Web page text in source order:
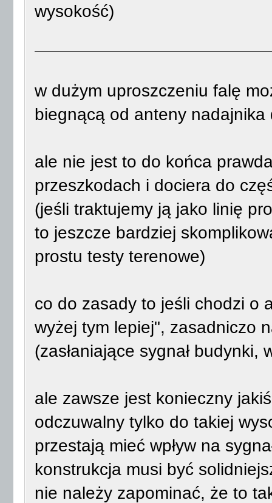
wysokość)
w dużym uproszczeniu falę
biegnącą od anteny
ale nie jest to do końca
przeszkodach i dociera do
(jeśli traktujemy ją jako linię
to jeszcze bardziej
prostu testy terenowe)
co do zasady to jeśli chodzi o
wyżej tym lepiej", zasadniczo
(zasłaniające sygnał budynki,
ale zawsze jest konieczny
odczuwalny tylko do takiej
przestają mieć wpływ na
konstrukcja musi być
nie należy zapominać, że to